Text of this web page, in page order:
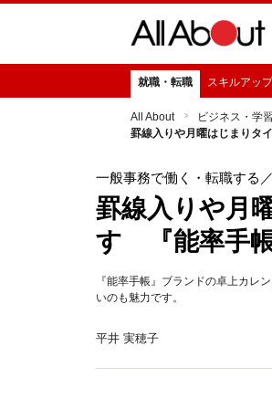
就職・転職 スキルアップ
All About ビジネス・学習
罫線入りや月曜はじまりタ
一般事務で働く・転職する
罫線入りや月
す 『能率手
『能率手帳』ブランドの卓上カレ
いのも魅力です。
平井 実穂子